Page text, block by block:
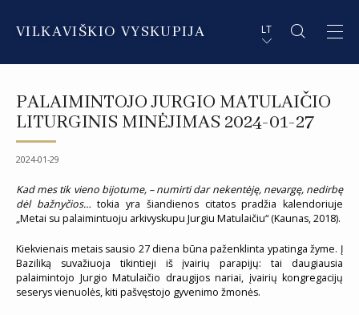
VILKAVIŠKIO VYSKUPIJA LT
DVASININKAI
DEKANATAI IR PARAPIJOS
PAŠVĘSTAS GYVENIMAS
EN SUMMARY
IT SOMMARIO
PALAIMINTOJO JURGIO MATULAIČIO
LITURGINIS MINĖJIMAS 2024-01-27
2024-01-29
Kad mes tik vieno bijotume, – numirti dar nekentėję, nevargę, nedirbę
dėl bažnyčios… tokia yra šiandienos citatos pradžia kalendoriuje
„Metai su palaimintuoju arkivyskupu Jurgiu Matulaičiu“ (Kaunas, 2018).
Kiekvienais metais sausio 27 diena būna paženklinta ypatinga žyme. Į
Baziliką suvažiuoja tikintieji iš įvairių parapijų: tai daugiausia
palaimintojo Jurgio Matulaičio draugijos nariai, įvairių kongregacijų
seserys vienuolės, kiti pašvęstojo gyvenimo žmonės.